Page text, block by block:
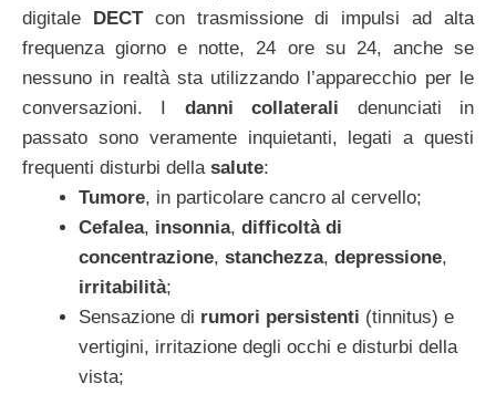
digitale DECTcon trasmissione di impulsi ad alta
frequenza giorno e notte, 24 ore su 24, anche se
nessuno in realtà sta utilizzando l’apparecchio per le
conversazioni. I danni collaterali denunciati in
passato sono veramente inquietanti, legati a questi
frequenti disturbi della salute:
Tumore, in particolare cancro al cervello;
Cefalea, insonnia, difficoltà di
concentrazione, stanchezza, depressione,
irritabilità;
Sensazione di rumori persistenti (tinnitus) e
vertigini, irritazione degli occhi e disturbi della
vista;